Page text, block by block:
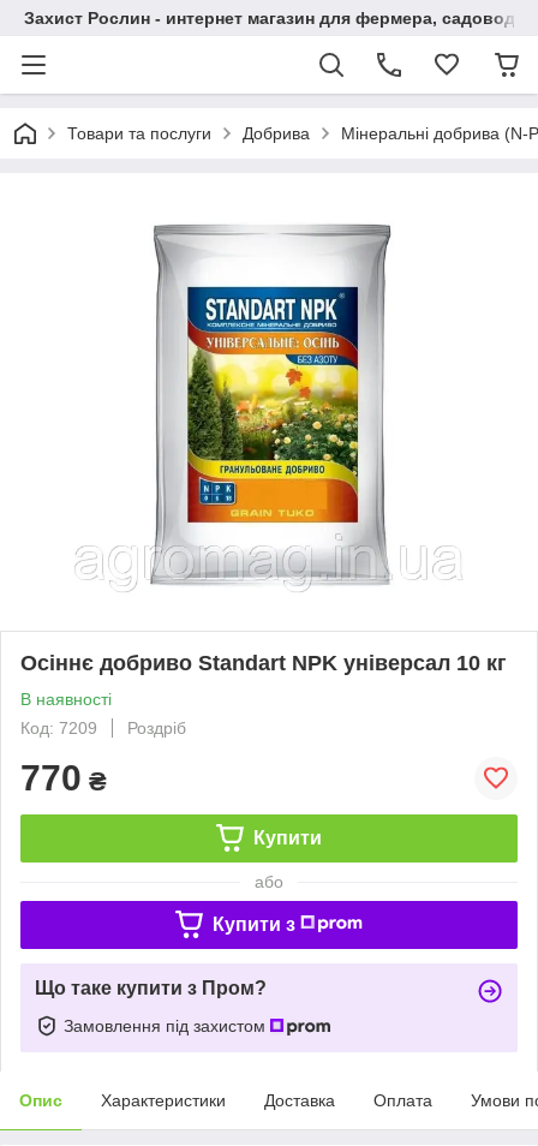
Захист Рослин - интернет магазин для фермера,
Товари та послуги Добрива Мінеральні добрива (N-
Осіннє добриво Standart NPK універсал 10 кг
В наявності
Код: 7209
Роздріб
770 ₴
Купити
або
Купити з
Що таке купити з Пром?
Замовлення під захистом
Опис Характеристики Доставка Оплата Умови